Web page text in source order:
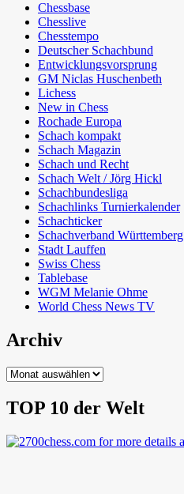
Chessbase
Chesslive
Chesstempo
Deutscher Schachbund
Entwicklungsvorsprung
GM Niclas Huschenbeth
Lichess
New in Chess
Rochade Europa
Schach kompakt
Schach Magazin
Schach und Recht
Schach Welt / Jörg Hickl
Schachbundesliga
Schachlinks Turnierkalender
Schachticker
Schachverband Württemberg
Stadt Lauffen
Swiss Chess
Tablebase
WGM Melanie Ohme
World Chess News TV
Archiv
Archiv
TOP 10 der Welt